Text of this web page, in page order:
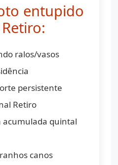
entupido
ralos/vasos
persistente
Retiro
acumulada quintal
canos